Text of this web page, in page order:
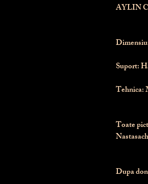
AYLIN
Suport:
Tehnica:
Toate
Dupa